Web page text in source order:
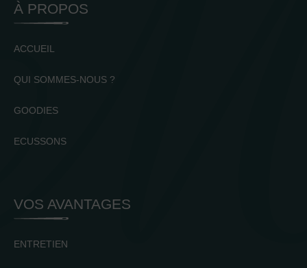
À PROPOS
ACCUEIL
QUI SOMMES-NOUS ?
GOODIES
ECUSSONS
VOS AVANTAGES
ENTRETIEN